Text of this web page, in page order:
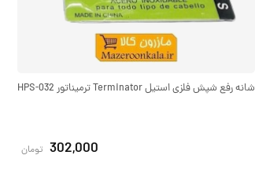
شانه رفع شپش فلزی استیل Terminator ترمیناتور HPS-032
302,000 تومان